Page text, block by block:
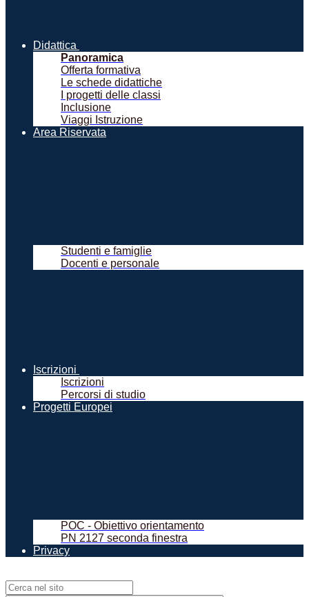
Didattica
Panoramica
Offerta formativa
Le schede didattiche
I progetti delle classi
Inclusione
Viaggi Istruzione
Area Riservata
Studenti e famiglie
Docenti e personale
Iscrizioni
Iscrizioni
Percorsi di studio
Progetti Europei
POC - Obiettivo orientamento
PN 2127 seconda finestra
Privacy